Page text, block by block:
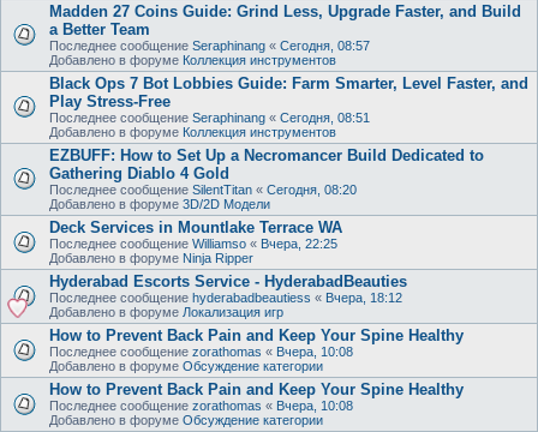
Madden 27 Coins Guide: Grind Less, Upgrade Faster, and Build
a Better Team
Последнее сообщение Seraphinang « Сегодня, 08:57
Добавлено в форуме Коллекция инструментов
Black Ops 7 Bot Lobbies Guide: Farm Smarter, Level Faster, and
Play Stress-Free
Последнее сообщение Seraphinang « Сегодня, 08:51
Добавлено в форуме Коллекция инструментов
EZBUFF: How to Set Up a Necromancer Build Dedicated to
Gathering Diablo 4 Gold
Последнее сообщение SilentTitan « Сегодня, 08:20
Добавлено в форуме 3D/2D Модели
Deck Services in Mountlake Terrace WA
Последнее сообщение Williamso « Вчера, 22:25
Добавлено в форуме Ninja Ripper
Hyderabad Escorts Service - HyderabadBeauties
Последнее сообщение hyderabadbeautiess « Вчера, 18:12
Добавлено в форуме Локализация игр
How to Prevent Back Pain and Keep Your Spine Healthy
Последнее сообщение zorathomas « Вчера, 10:08
Добавлено в форуме Обсуждение категории
How to Prevent Back Pain and Keep Your Spine Healthy
Последнее сообщение zorathomas « Вчера, 10:08
Добавлено в форуме Обсуждение категории